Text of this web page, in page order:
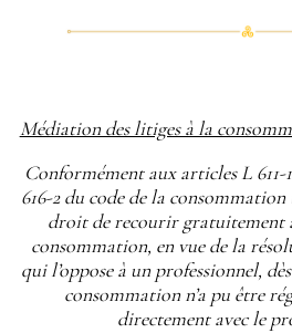
Médiation des litiges à la
Conformément aux articles L 611-
616-2 du code de la
droit de recourir gratuitement
consommation, en vue de la
qui l’oppose à un professionnel,
consommation n’a pu être
directement avec le